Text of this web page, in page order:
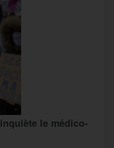
le médico-